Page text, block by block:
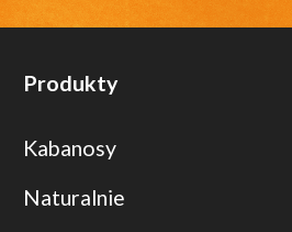
Produkty
Kabanosy
Naturalnie